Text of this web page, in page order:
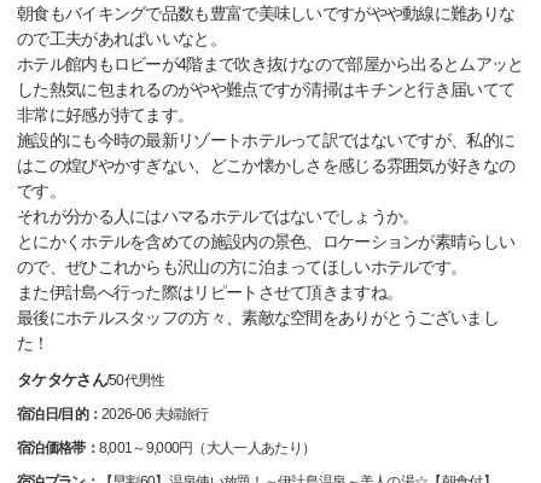
朝食もバイキングで品数も豊富で美味しいですがやや動線に難ありな
ので工夫があればいいなと。
ホテル館内もロビーが4階まで吹き抜けなので部屋から出るとムアッと
した熱気に包まれるのがやや難点ですが清掃はキチンと行き届いてて
非常に好感が持てます。
施設的にも今時の最新リゾートホテルって訳ではないですが、私的に
はこの煌びやかすぎない、どこか懐かしさを感じる雰囲気が好きなの
です。
それが分かる人にはハマるホテルではないでしょうか。
とにかくホテルを含めての施設内の景色、ロケーションが素晴らしい
ので、ぜひこれからも沢山の方に泊まってほしいホテルです。
また伊計島へ行った際はリピートさせて頂きますね。
最後にホテルスタッフの方々、素敵な空間をありがとうございまし
た！
タケタケさん/50代男性
宿泊日/目的：2026-06 夫婦旅行
宿泊価格帯： 8,001～9,000円（大人一人あたり）